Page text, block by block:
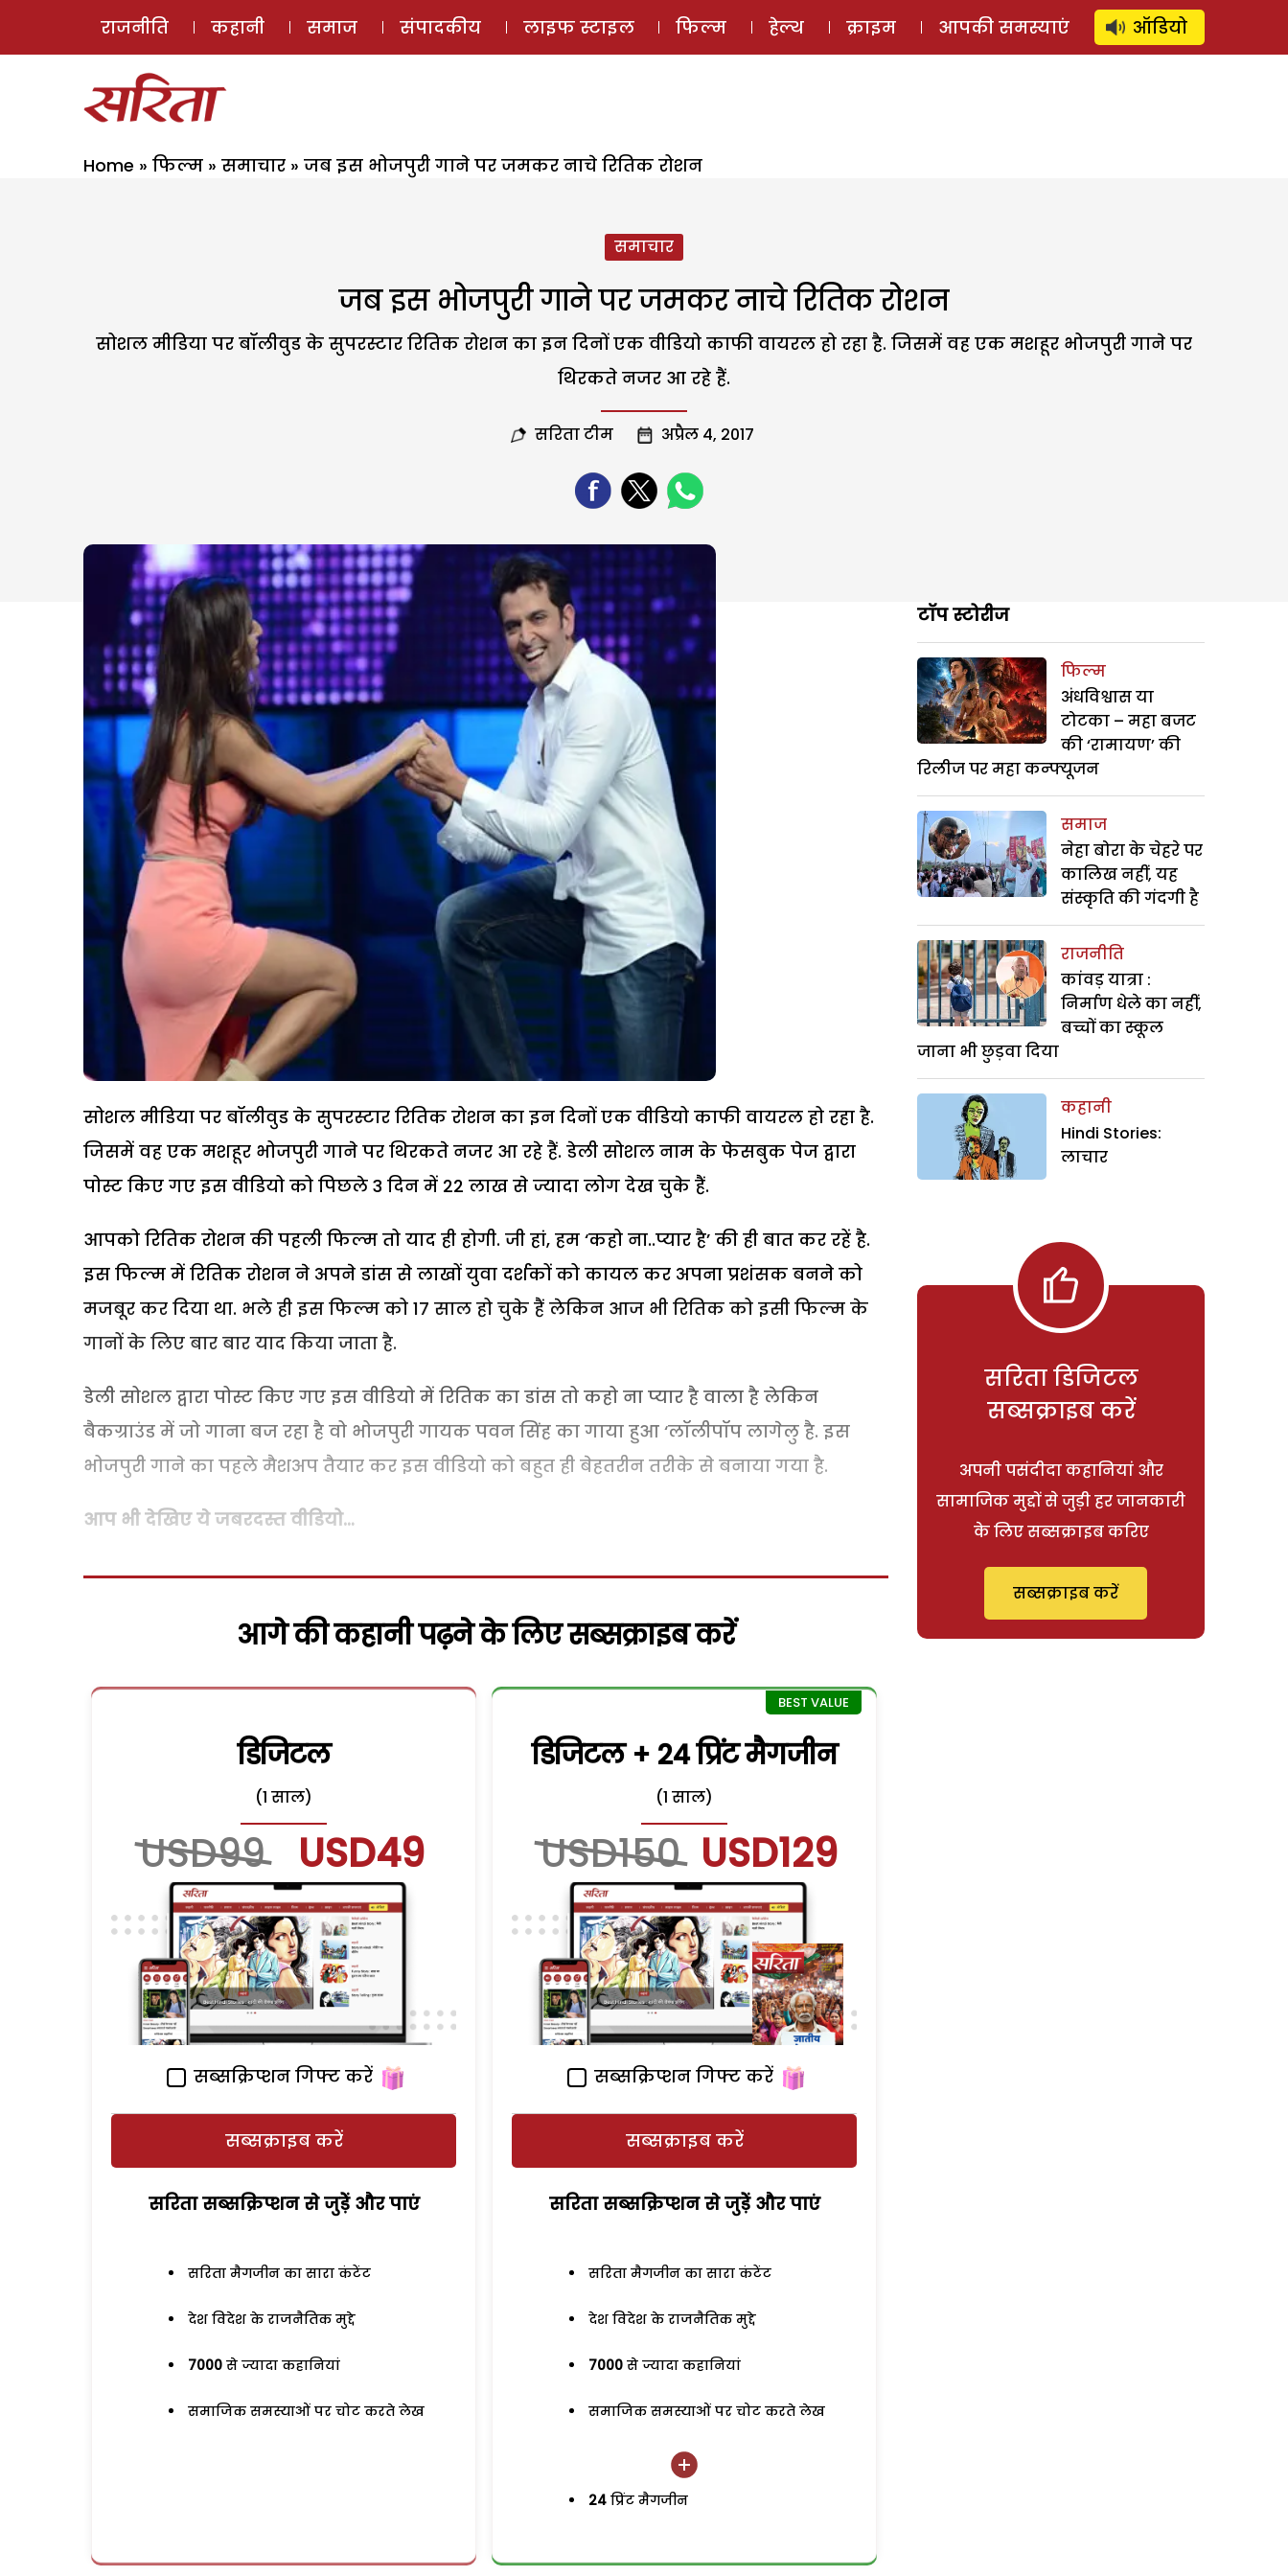
ई-मैगज़ीन ऑडियो स्टोरी लॉग इन ⚲ SUBSCRIBE
राजनीति कहानी समाज संपादकीय लाइफ स्टाइल फिल्म हेल्थ क्राइम आपकी समस्याएं ऑडियो
Home » फिल्म » समाचार » जब इस भोजपुरी गाने पर जमकर नाचे रितिक रोशन
समाचार
जब इस भोजपुरी गाने पर जमकर नाचे रितिक रोशन
सोशल मीडिया पर बॉलीवुड के सुपरस्टार रितिक रोशन का इन दिनों एक वीडियो काफी वायरल हो रहा है. जिसमें वह एक मशहूर भोजपुरी गाने पर
थिरकते नजर आ रहे हैं.
सरिता टीम अप्रैल 4, 2017
सोशल मीडिया पर बॉलीवुड के सुपरस्टार रितिक रोशन का इन दिनों एक वीडियो काफी वायरल हो रहा है.
जिसमें वह एक मशहूर भोजपुरी गाने पर थिरकते नजर आ रहे हैं. डेली सोशल नाम के फेसबुक पेज द्वारा
पोस्ट किए गए इस वीडियो को पिछले 3 दिन में 22 लाख से ज्यादा लोग देख चुके हैं.
आपको रितिक रोशन की पहली फिल्म तो याद ही होगी. जी हां, हम ‘कहो ना..प्यार है’ की ही बात कर रहें है.
इस फिल्म में रितिक रोशन ने अपने डांस से लाखों युवा दर्शकों को कायल कर अपना प्रशंसक बनने को
मजबूर कर दिया था. भले ही इस फिल्म को 17 साल हो चुके हैं लेकिन आज भी रितिक को इसी फिल्म के
गानों के लिए बार बार याद किया जाता है.
डेली सोशल द्वारा पोस्ट किए गए इस वीडियो में रितिक का डांस तो कहो ना प्यार है वाला है लेकिन
बैकग्राउंड में जो गाना बज रहा है वो भोजपुरी गायक पवन सिंह का गाया हुआ ‘लॉलीपॉप लागेलु है. इस
भोजपुरी गाने का पहले मैशअप तैयार कर इस वीडियो को बहुत ही बेहतरीन तरीके से बनाया गया है.
आप भी देखिए ये जबरदस्त वीडियो…
आगे की कहानी पढ़ने के लिए सब्सक्राइब करें
डिजिटल
(1 साल)
USD99 USD49
सब्सक्रिप्शन गिफ्ट करें
सब्सक्राइब करें
सरिता सब्सक्रिप्शन से जुड़ेें और पाएं
सरिता मैगजीन का सारा कंटेंट
देश विदेश के राजनैतिक मुद्दे
7000 से ज्यादा कहानियां
समाजिक समस्याओं पर चोट करते लेख
डिजिटल + 24 प्रिंट मैगजीन
(1 साल)
USD150 USD129
सब्सक्रिप्शन गिफ्ट करें
सब्सक्राइब करें
सरिता सब्सक्रिप्शन से जुड़ेें और पाएं
सरिता मैगजीन का सारा कंटेंट
देश विदेश के राजनैतिक मुद्दे
7000 से ज्यादा कहानियां
समाजिक समस्याओं पर चोट करते लेख
24 प्रिंट मैगजीन
टॉप स्टोरीज
फिल्म
अंधविश्वास या
टोटका – महा बजट
की ‘रामायण’ की
रिलीज पर महा कन्फ्यूजन
समाज
नेहा बोरा के चेहरे पर
कालिख नहीं, यह
संस्कृति की गंदगी है
राजनीति
कांवड़ यात्रा :
निर्माण धेले का नहीं,
बच्चों का स्कूल
जाना भी छुड़वा दिया
कहानी
Hindi Stories:
लाचार
सरिता डिजिटल
सब्सक्राइब करें
अपनी पसंदीदा कहानियां और
सामाजिक मुद्दों से जुड़ी हर जानकारी
के लिए सब्सक्राइब करिए
सब्सक्राइब करें